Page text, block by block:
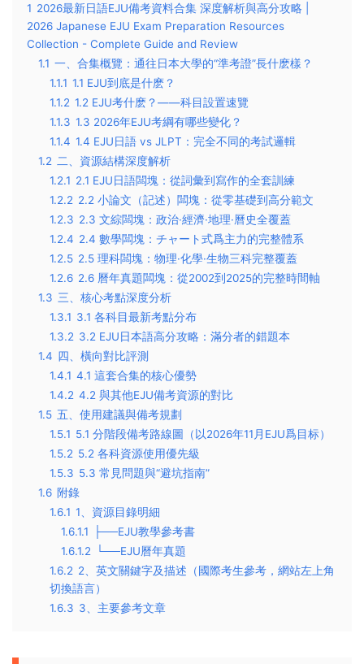
1 2026最新日語EJU備考資料合集 深度解析與高分攻略 |
2026 Japanese EJU Exam Preparation Resources
Collection - Complete Guide and Review
1.1 一、合集概覽：通往日本大學的“準考證”長什麽樣？
1.1.1 1.1 EJU到底是什麽？
1.1.2 1.2 EJU考什麽？——科目設置速覽
1.1.3 1.3 2026年EJU考綱有哪些變化？
1.1.4 1.4 EJU日語 vs JLPT：完全不同的考試邏輯
1.2 二、資源結構深度解析
1.2.1 2.1 EJU日語闆塊：從詞彙到寫作的全套訓練
1.2.2 2.2 小論文（記述）闆塊：從零基礎到高分範文
1.2.3 2.3 文綜闆塊：政治·經濟·地理·曆史全覆蓋
1.2.4 2.4 數學闆塊：チャート式爲主力的完整體系
1.2.5 2.5 理科闆塊：物理·化學·生物三科完整覆蓋
1.2.6 2.6 曆年真題闆塊：從2002到2025的完整時間軸
1.3 三、核心考點深度分析
1.3.1 3.1 各科目最新考點分布
1.3.2 3.2 EJU日本語高分攻略：滿分者的錯題本
1.4 四、橫向對比評測
1.4.1 4.1 這套合集的核心優勢
1.4.2 4.2 與其他EJU備考資源的對比
1.5 五、使用建議與備考規劃
1.5.1 5.1 分階段備考路線圖（以2026年11月EJU爲目标）
1.5.2 5.2 各科資源使用優先級
1.5.3 5.3 常見問題與“避坑指南”
1.6 附錄
1.6.1 1、資源目錄明細
1.6.1.1
├──EJU教學參考書
1.6.1.2
└──EJU曆年真題
1.6.2 2、英文關鍵字及描述（國際考生參考，網站左上角
切換語言）
1.6.3 3、主要參考文章